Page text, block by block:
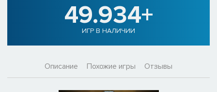
49.934+
ИГР В НАЛИЧИИ
Описание Похожие игры Отзывы